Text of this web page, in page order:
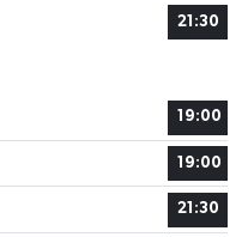
21:30
19:00
19:00
21:30